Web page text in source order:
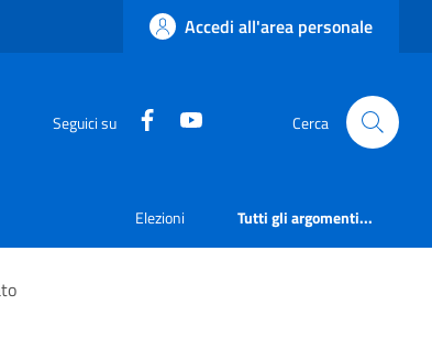
Accedi all'area personale
Seguici su Facebook Cerca
Elezioni Tutti gli argomenti...